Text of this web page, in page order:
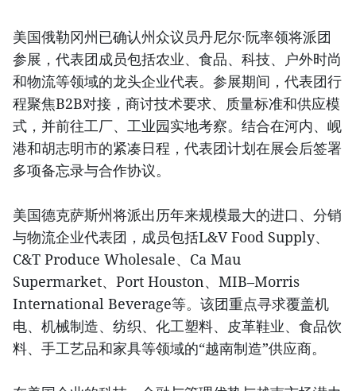
美国俄勒冈州已确认州众议员丹尼尔·阮率领将派团
参展，代表团成员包括农业、食品、科技、户外时尚
和物流等领域的龙头企业代表。参展期间，代表团行
程聚焦B2B对接，商讨技术要求、质量标准和供应模
式，并前往工厂、工业园实地考察。结合在河内、岘
港和胡志明市的紧凑日程，代表团计划在展会后签署
多项备忘录与合作协议。
美国德克萨斯州将派出历年来规模最大的进口、分销
与物流企业代表团，成员包括L&V Food Supply、
C&T Produce Wholesale、Ca Mau
Supermarket、Port Houston、MIB–Morris
International Beverage等。该团重点寻求覆盖机
电、机械制造、纺织、化工塑料、皮革鞋业、食品饮
料、手工艺品和家具等领域的“越南制造”供应商。